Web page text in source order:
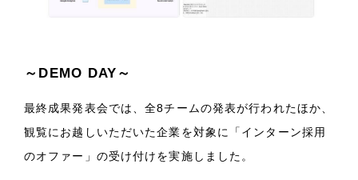
～DEMO DAY～
最終成果発表会では、全8チームの発表が行われたほか、
観覧にお越しいただいた企業を対象に「インターン採用
のオファー」の受け付けを実施しました。